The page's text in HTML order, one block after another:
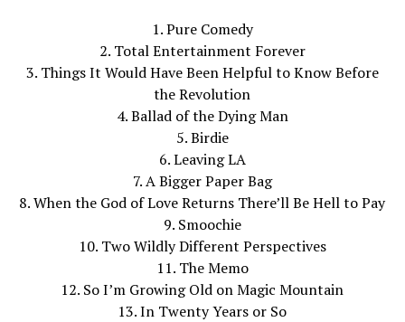
1. Pure Comedy
2. Total Entertainment Forever
3. Things It Would Have Been Helpful to Know Before
the Revolution
4. Ballad of the Dying Man
5. Birdie
6. Leaving LA
7. A Bigger Paper Bag
8. When the God of Love Returns There’ll Be Hell to Pay
9. Smoochie
10. Two Wildly Different Perspectives
11. The Memo
12. So I’m Growing Old on Magic Mountain
13. In Twenty Years or So